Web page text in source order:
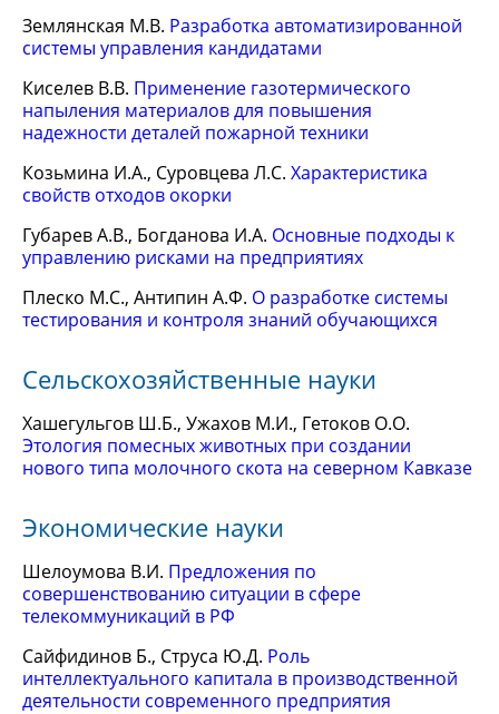
Землянская М.В. Разработка автоматизированной
системы управления кандидатами
Киселев В.В. Применение газотермического
напыления материалов для повышения
надежности деталей пожарной техники
Козьмина И.А., Суровцева Л.С. Характеристика
свойств отходов окорки
Губарев А.В., Богданова И.А. Основные подходы к
управлению рисками на предприятиях
Плеско М.С., Антипин А.Ф. О разработке системы
тестирования и контроля знаний обучающихся
Сельскохозяйственные науки
Хашегульгов Ш.Б., Ужахов М.И., Гетоков О.О.
Этология помесных животных при создании
нового типа молочного скота на северном Кавказе
Экономические науки
Шелоумова В.И. Предложения по
совершенствованию ситуации в сфере
телекоммуникаций в РФ
Сайфидинов Б., Струса Ю.Д. Роль
интеллектуального капитала в производственной
деятельности современного предприятия